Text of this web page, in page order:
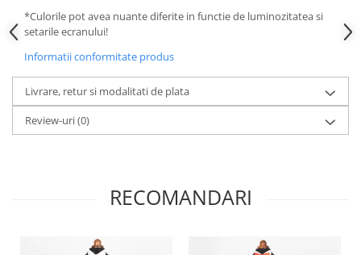
*Culorile pot avea nuante diferite in functie de luminozitatea si
setarile ecranului!
Informatii conformitate produs
Livrare, retur si modalitati de plata
Review-uri(0)
RECOMANDARI